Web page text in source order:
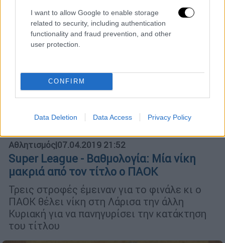
I want to allow Google to enable storage
related to security, including authentication
functionality and fraud prevention, and other
user protection.
CONFIRM
Data Deletion Data Access Privacy Policy
Αθλητισμός|07.04.2019 21:52
Super League - Βαθμολογία: Μία νίκη
μακριά από τον τίτλο ο ΠΑΟΚ
Τρεις στροφές έμειναν για το φινάλε κι ο
ΠΑΟΚ θέλει νίκη στη Λάρισα την άλλη
Κυριακή για να πανηγυρίσει την κατάκτηση
του τίτλου